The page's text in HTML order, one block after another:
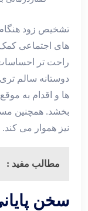
تشخیص زود
‌های اجتماعی کمک
راحت‌ تر احساسات
دوستانه سالم ‌تری
ها و اقدام به
‌بخشد. همچنین
نیز هموار می ‌کند.
مطالب مفید :
سخن